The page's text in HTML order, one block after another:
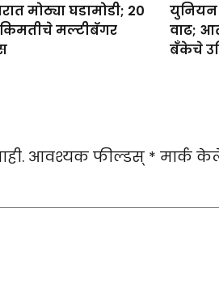
मोठ्या घडामोडी; 20
किमतीचे मल्टीबॅगर
युनियन
वाढ;
बँकेचे
आवश्यक फील्डस् * मार्क